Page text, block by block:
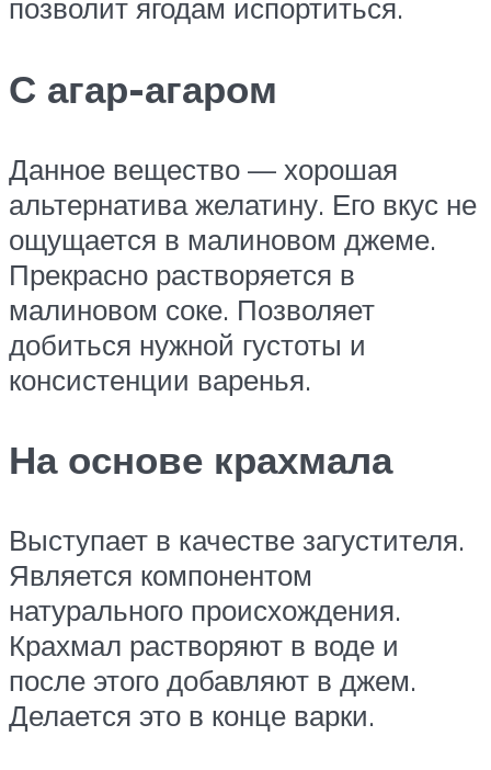
позволит ягодам испортиться.
С агар-агаром
Данное вещество — хорошая
альтернатива желатину. Его вкус не
ощущается в малиновом джеме.
Прекрасно растворяется в
малиновом соке. Позволяет
добиться нужной густоты и
консистенции варенья.
На основе крахмала
Выступает в качестве загустителя.
Является компонентом
натурального происхождения.
Крахмал растворяют в воде и
после этого добавляют в джем.
Делается это в конце варки.